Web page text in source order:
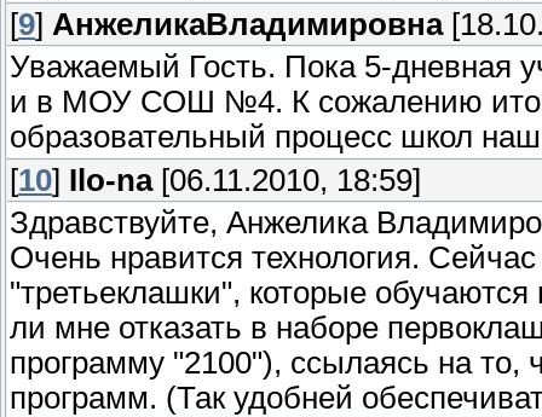
[9] АнжеликаВладимировна
Уважаемый Гость. Пока 5-дневная
и в МОУ СОШ №4. К сожалению
образовательный процесс школ
[10] Ilo-na[06.11.2010, 18:59]
Здравствуйте, Анжелика
Очень нравится технология.
"третьеклашки", которые
ли мне отказать в наборе
программу "2100"), ссылаясь на то,
программ. (Так удобней